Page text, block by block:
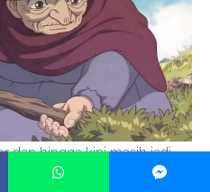
dan hingga kini masih jadi
Howls The Moving Castle